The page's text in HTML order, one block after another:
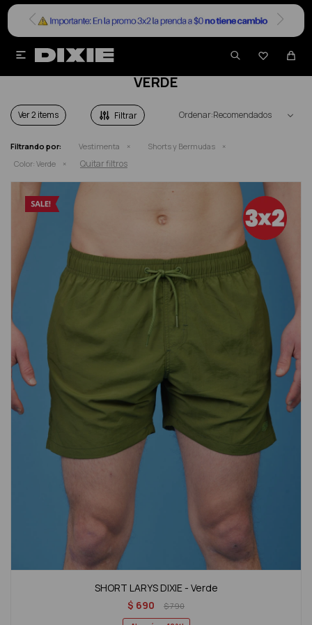


SHORTS Y BERMUDAS EN SALE EN COLOR
VERDE
Ver Recomendados
Filtrando por: Vestimenta
Shorts y Bermudas
Color: Verde Quitar filtros
SHORT LARYS DIXIE - Verde
$ 690 $790